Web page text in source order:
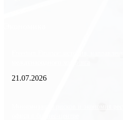
21.07.2026